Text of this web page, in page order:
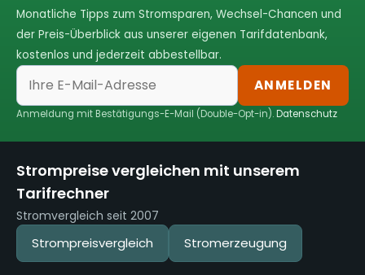
Monatliche Tipps zum Stromsparen, Wechsel-Chancen und
der Preis-Überblick aus unserer eigenen Tarifdatenbank,
kostenlos und jederzeit abbestellbar.
ANMELDEN
Anmeldung mit Bestätigungs-E-Mail (Double-Opt-in).Datenschutz
Strompreise vergleichen mit unserem
Tarifrechner
Stromvergleich seit 2007
Strompreisvergleich Stromerzeugung